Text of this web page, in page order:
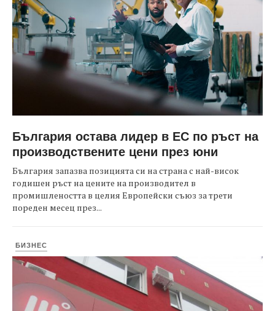
България остава лидер в ЕС по ръст на
производствените цени през юни
България запазва позицията си на страна с най-висок
годишен ръст на цените на производител в
промишлеността в целия Европейски съюз за трети
пореден месец през...
БИЗНЕС